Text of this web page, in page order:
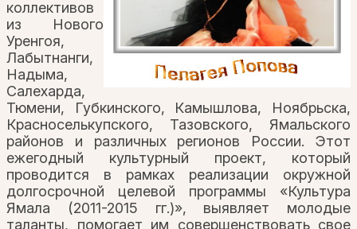
коллективов
из Нового
Уренгоя,
Лабытнанги,
Надыма,
Салехарда,
Тюмени, Губкинского, Камышлова, Ноябрьска,
Красноселькупского, Тазовского, Ямальского
районов и различных регионов России. Этот
ежегодный культурный проект, который
проводится в рамках реализации окружной
долгосрочной целевой программы «Культура
Ямала (2011-2015 гг.)», выявляет молодые
таланты, помогает им совершенствовать свое